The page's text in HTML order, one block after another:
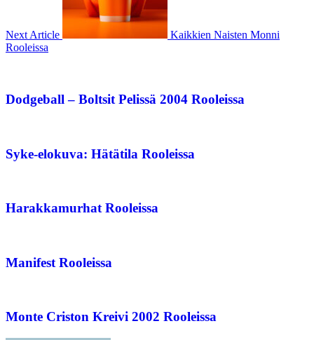
Next Article
Kaikkien Naisten Monni
Rooleissa
Dodgeball – Boltsit Pelissä 2004 Rooleissa
Syke-elokuva: Hätätila Rooleissa
Harakkamurhat Rooleissa
Manifest Rooleissa
Monte Criston Kreivi 2002 Rooleissa